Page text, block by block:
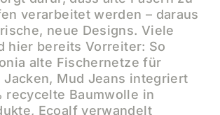
verarbeitet werden – daraus
neue Designs. Viele
hier bereits Vorreiter: So
alte Fischernetze für
Mud Jeans integriert
recycelte Baumwolle in
Ecoalf verwandelt